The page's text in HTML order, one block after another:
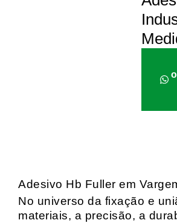
Adesivo Hb Fuller em
No universo da fixação e
materiais, a precisão, a